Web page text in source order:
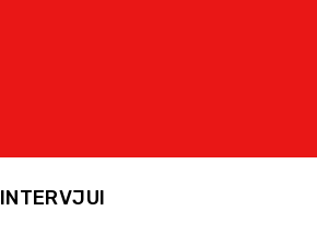
INTERVJUI